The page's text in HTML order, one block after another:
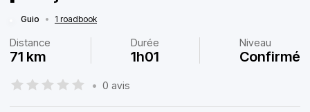
Guio • 1 roadbook
Distance
71 km
Durée
1h01
Niveau
Confirmé
• 0 avis